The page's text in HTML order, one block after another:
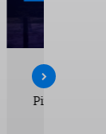
Pirmos 2